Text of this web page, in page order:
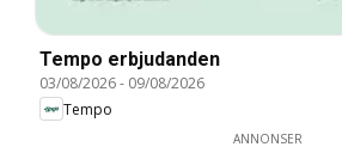
Tempo erbjudanden
03/08/2026- 09/08/2026
Tempo
ANNONSER